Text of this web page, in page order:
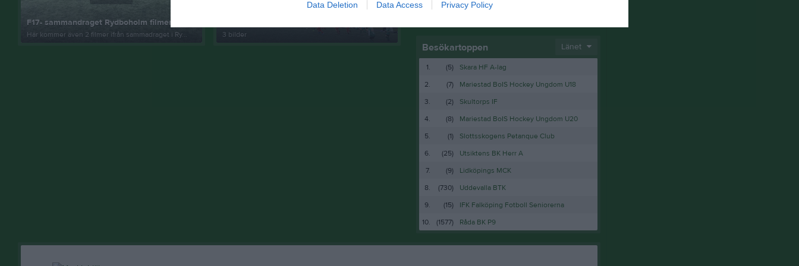
Data Deletion Data Access Privacy Policy
F17- sammandraget Rydboholm filmer
Här kommer även 2 filmer ifrån sammadraget i Ry... 3 bilder
Andra tider kan förekomma!
Besökartoppen Länet
1. (5)
Skara HF A-lag
2.
(7)
Mariestad BoIS Hockey Ungdom U18
3.
(2)
Skultorps IF
4.
(8)
Mariestad BoIS Hockey Ungdom U20
5.
(1)
Slottsskogens Petanque Club
6.
(25)
Utsiktens BK Herr A
7.
(9)
Lidköpings MCK
8.
(730)
Uddevalla BTK
9.
(15)
IFK Falköping Fotboll Seniorerna
10.
(1577) Råda BK P9